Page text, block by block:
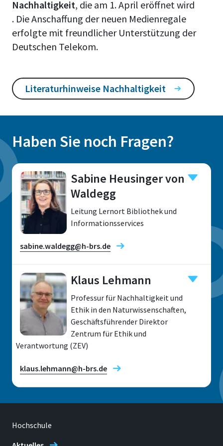
Nachhaltigkeit, die am 1. April eröffnet wird
. Die Anschaffung der neuen Medienregale
erfolgte mit freundlicher Unterstützung der
Deutschen Telekom.
Literaturhinweise Nachhaltigkeit
Haben Sie noch Fragen?
Sabine Heusinger von
Waldegg
Leitung Lernort Bibliothek und
Informationsservices
sabine.waldegg@h-brs.de
Standort
Sankt Augustin
Adresse
Grantham Allee 20
Klaus Lehmann
Professur für Nachhaltigkeit und
Ethik in den Naturwissenschaften,
Geschäftsführender Direktor
Zentrum für Ethik und
Verantwortung (ZEV)
klaus.lehmann@h-brs.de
Hochschule